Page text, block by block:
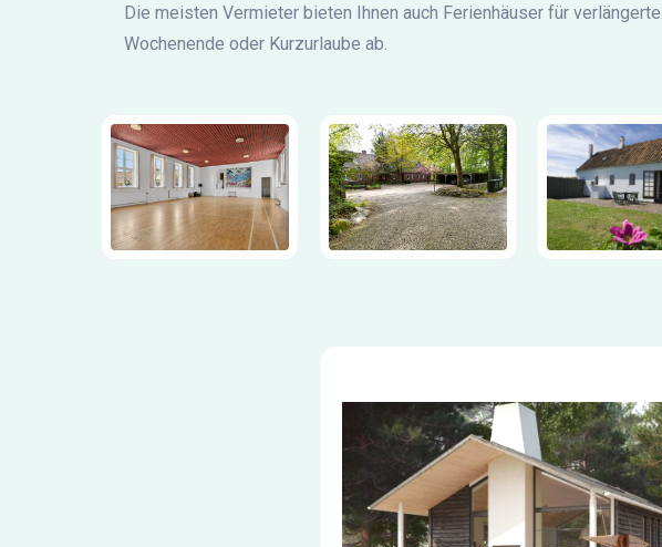
Die meisten Vermieter bieten Ihnen auch Ferienhäuser für verlängerte
Wochenende oder Kurzurlaube ab.